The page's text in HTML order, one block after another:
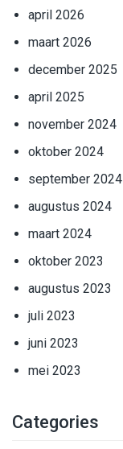
april 2026
maart 2026
december 2025
april 2025
november 2024
oktober 2024
september 2024
augustus 2024
maart 2024
oktober 2023
augustus 2023
juli 2023
juni 2023
mei 2023
Categories